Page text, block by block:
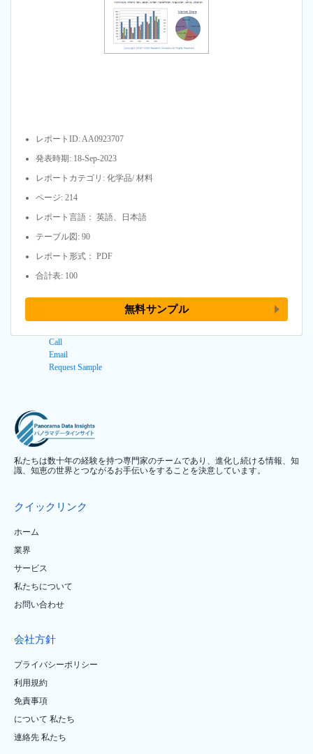
レポートID: AA0923707
発表時期: 18-Sep-2023
レポートカテゴリ: 化学品/ 材料
ページ: 214
レポート言語： 英語、日本語
テーブル図: 90
レポート形式： PDF
合計表: 100
無料サンプル
Call
Email
Request Sample
私たちは数十年の経験を持つ専門家のチームであり、進化し続ける情報、知
識、知恵の世界とつながるお手伝いをすることを決意しています。
クイックリンク
ホーム
業界
サービス
私たちについて
お問い合わせ
会社方針
プライバシーポリシー
利用規約
免責事項
について 私たち
連絡先 私たち